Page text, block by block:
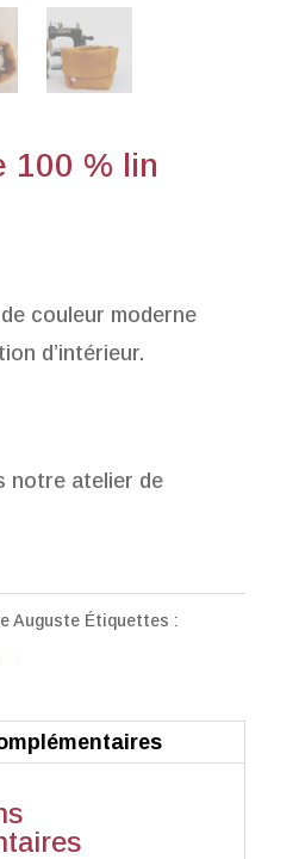
100 % lin
couleur moderne
d’intérieur.
notre atelier de
Auguste Étiquettes :